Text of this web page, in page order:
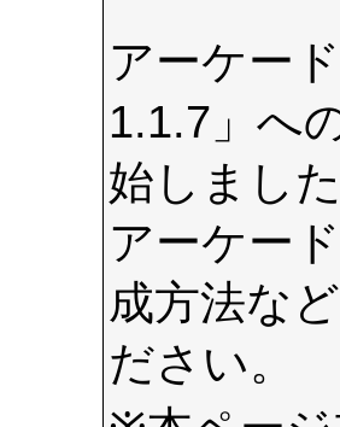
アーケー
1.1.7」へ
始しまし
アーケー
成方法な
ださい。